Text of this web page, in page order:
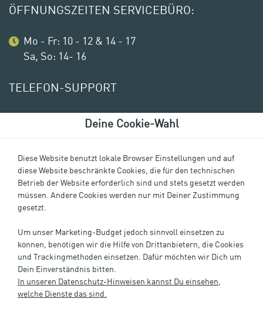
ÖFFNUNGSZEITEN SERVICEBÜRO:
Mo - Fr: 10 - 12 & 14 - 17
Sa, So: 14- 16
TELEFON-SUPPORT
Mo - Fr: 9 - 12 & 14 - 17
Impressum
Deine Cookie-Wahl
Diese Website benutzt lokale Browser Einstellungen und auf
diese Website beschränkte Cookies, die für den technischen
Betrieb der Website erforderlich sind und stets gesetzt werden
müssen. Andere Cookies werden nur mit Deiner Zustimmung
gesetzt.
Um unser Marketing-Budget jedoch sinnvoll einsetzen zu
können, benötigen wir die Hilfe von Drittanbietern, die Cookies
und Trackingmethoden einsetzen. Dafür möchten wir Dich um
Dein Einverständnis bitten.
In unseren Datenschutz-Hinweisen kannst Du einsehen,
welche Dienste das sind.